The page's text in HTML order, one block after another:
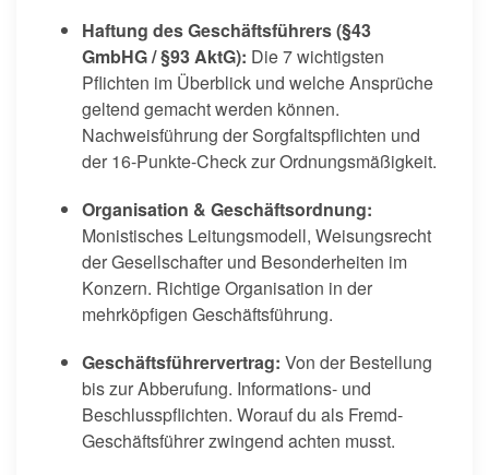
Haftung des Geschäftsführers (§43
GmbHG / §93 AktG): Die 7 wichtigsten
Pflichten im Überblick und welche Ansprüche
geltend gemacht werden können.
Nachweisführung der Sorgfaltspflichten und
der 16-Punkte-Check zur Ordnungsmäßigkeit.
Organisation & Geschäftsordnung:
Monistisches Leitungsmodell, Weisungsrecht
der Gesellschafter und Besonderheiten im
Konzern. Richtige Organisation in der
mehrköpfigen Geschäftsführung.
Geschäftsführervertrag: Von der Bestellung
bis zur Abberufung. Informations- und
Beschlusspflichten. Worauf du als Fremd-
Geschäftsführer zwingend achten musst.